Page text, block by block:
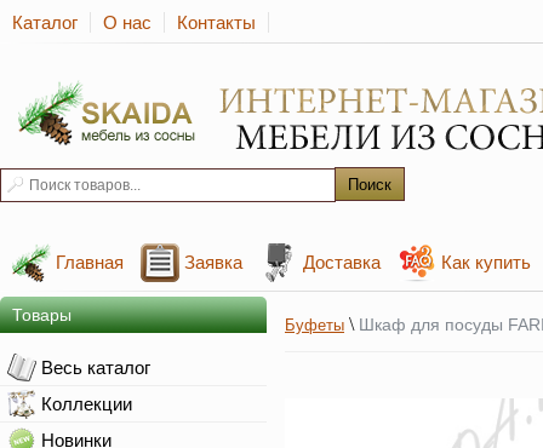
Каталог О нас Контакты
Главная Заявка Доставка Как купить
Товары
Весь каталог
Коллекции
Новинки
Буфеты \ Шкаф для посуды